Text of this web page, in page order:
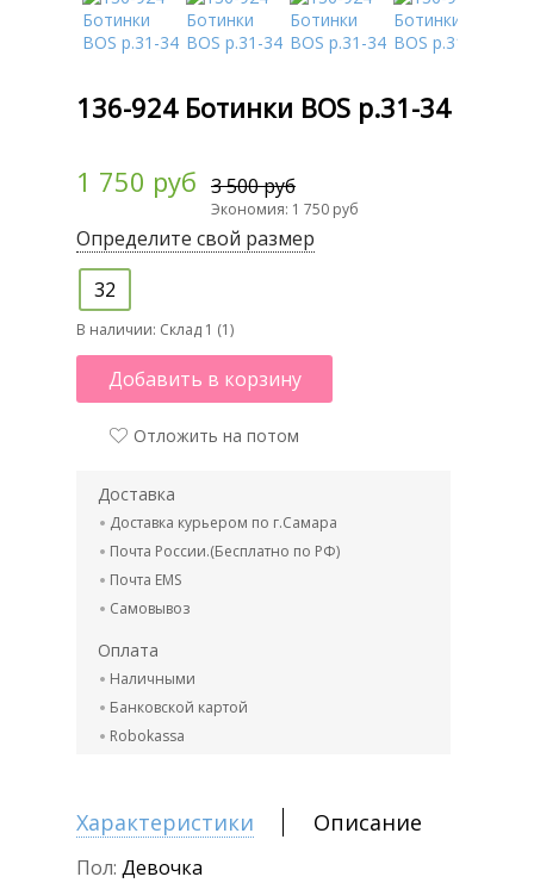
136-924 Ботинки BOS р.31-34
1 750 руб 3 500 руб
Экономия: 1 750 руб
Определите свой размер
32
В наличии: Склад 1 (1)
Добавить в корзину
Отложить на потом
Доставка
Доставка курьером по г.Самара
Почта России.(Бесплатно по РФ)
Почта EMS
Самовывоз
Оплата
Наличными
Банковской картой
Robokassa
Характеристики Описание
Пол: Девочка